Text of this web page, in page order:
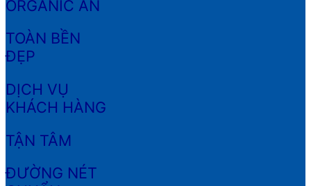
ORGANIC AN
TOÀN BỀN
ĐẸP
DỊCH VỤ
KHÁCH HÀNG
TẬN TÂM
ĐƯỜNG NÉT